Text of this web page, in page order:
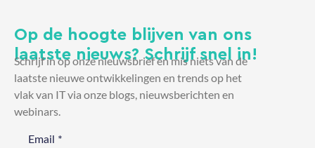
Op de hoogte blijven van ons
laatste nieuws? Schrijf snel in!
Schrijf in op onze nieuwsbrief en mis niets van de
laatste nieuwe ontwikkelingen en trends op het
vlak van IT via onze blogs, nieuwsberichten en
webinars.